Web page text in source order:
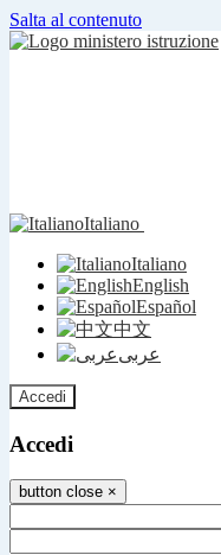
Salta al contenuto
Italiano
Italiano
English
Español
中文
عربى
Accedi
Accedi
button close ×